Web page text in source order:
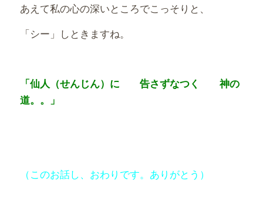
あえて私の心の深いところでこっそりと、
「シー」しときますね。
「仙人（せんじん）に 告さずなつく 神の
道。。」
（このお話し、おわりです。ありがとう）